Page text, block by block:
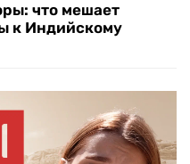
что мешает
к Индийскому